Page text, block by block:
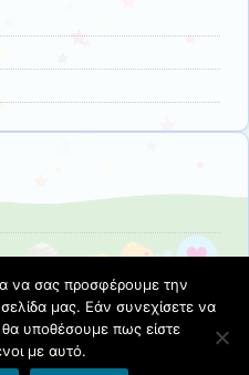
ΠΣΔ
να σας προσφέρουμε την
μας. Εάν συνεχίσετε να
θα υποθέσουμε πως είστε
με αυτό.